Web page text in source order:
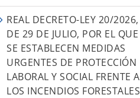
REAL DECRETO-LEY 20/2026,
DE 29 DE JULIO, POR EL QUE
SE ESTABLECEN MEDIDAS
URGENTES DE PROTECCIÓN
LABORAL Y SOCIAL FRENTE A
LOS INCENDIOS FORESTALES